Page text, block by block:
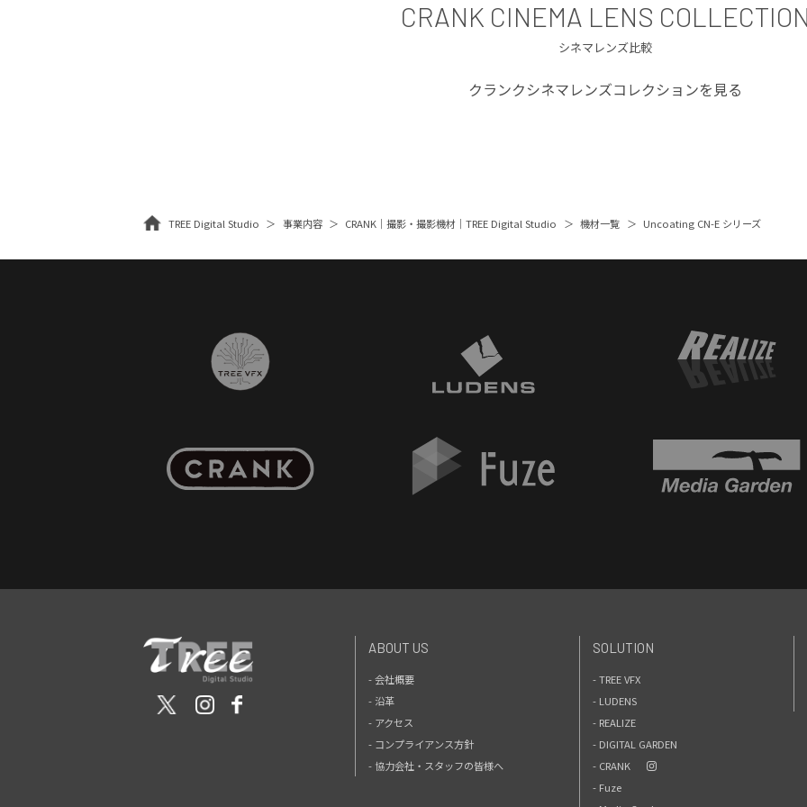
CRANK CINEMA LENS
シネマレンズ比較
クランクシネマレンズコレクションを見る
TREE Digital Studio 事業内容 CRANK｜撮影・撮影機材｜TREE Digital Studio 機材一覧 Uncoating CN-E シリーズ
ABOUT US
- 会社概要
- 沿革
- アクセス
- コンプライアンス方針
- 協力会社・スタッフの皆様へ
SOLUTION
- TREE VFX
- LUDENS
- REALIZE
- DIGITAL GARDEN
- CRANK
- Fuze